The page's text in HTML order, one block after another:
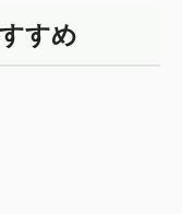
すめ